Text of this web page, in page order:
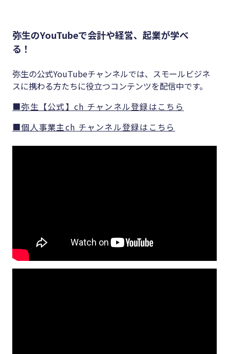
弥生のYouTubeで会計や経営、起業が学べ
る！
弥生の公式YouTubeチャンネルでは、スモールビジネ
スに携わる方たちに役立つコンテンツを配信中です。
■弥生【公式】ch チャンネル登録はこちら
■個人事業主ch チャンネル登録はこちら